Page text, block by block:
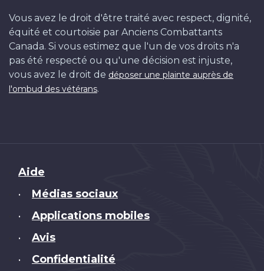
Vous avez le droit d'être traité avec respect, dignité,
équité et courtoisie par Anciens Combattants
Canada. Si vous estimez que l'un de vos droits n'a
pas été respecté ou qu'une décision est injuste,
vous avez le droit de déposer une plainte auprès de
l'ombud des vétérans.
Brand
Aide
• Médias sociaux
• Applications mobiles
• Avis
• Confidentialité